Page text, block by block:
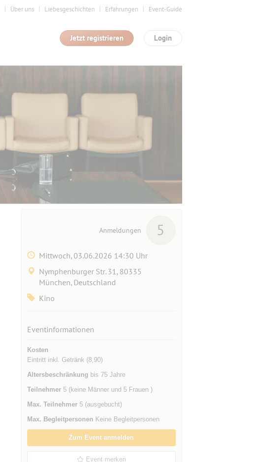
Über uns Liebesgeschichten Erfahrungen Event-Guide
Login
Jetzt registrieren
Anmeldungen 5
Mittwoch, 03.06.2026 14:30 Uhr
Nymphenburger Str. 31, 80335
München, Deutschland
Kino
Eventinformationen
Kosten
Eintritt inkl. Getränk (8,90)
Altersbeschränkung bis 75 Jahre
Teilnehmer5 (keine Männer und 5 Frauen )
Max. Teilnehmer5 (ausgebucht)
Max. Begleitpersonen Keine Begleitpersonen
Zum Event anmelden
Event merken